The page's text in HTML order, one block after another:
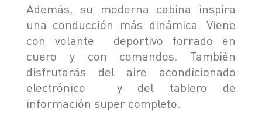
Además, su moderna cabina inspira
una conducción más dinámica. Viene
con volante deportivo forrado en
cuero y con comandos. También
disfrutarás del aire acondicionado
electrónico y del tablero de
información super completo.